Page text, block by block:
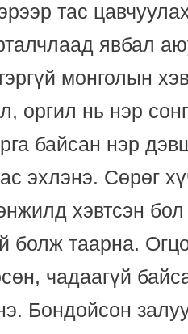
тас
явбал
монголын
оргил нь нэр
байсан нэр
эхлэнэ. Сөрөг
хэвтсэн
болж таарна.
чадаагүй
Бондойсон